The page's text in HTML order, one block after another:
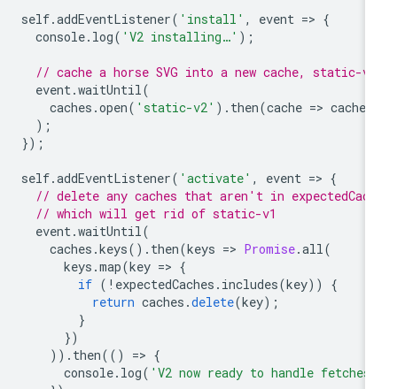
self.addEventListener('install', event =
console.log('V2 installing…'
// cache a horse SVG into a new cache, static-v2
event.waitUntil
caches.open('static-v2').then(cache => cache
self.addEventListener('activate', event =
// delete any caches that aren't in
// which will get rid of static-v1
event.waitUntil
caches.keys ().then(keys => Promise.all
keys.map( key =
if (!expectedCaches.includes(key ))
return caches.delete(key
)).then (() =
console.log('V2 now ready to handle